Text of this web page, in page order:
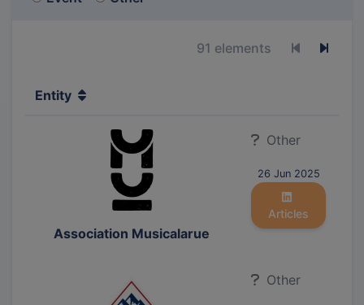
91 elements Previous
Next
Entity
Association Musicalarue
Other
26 Jun 2025
Articles
Other